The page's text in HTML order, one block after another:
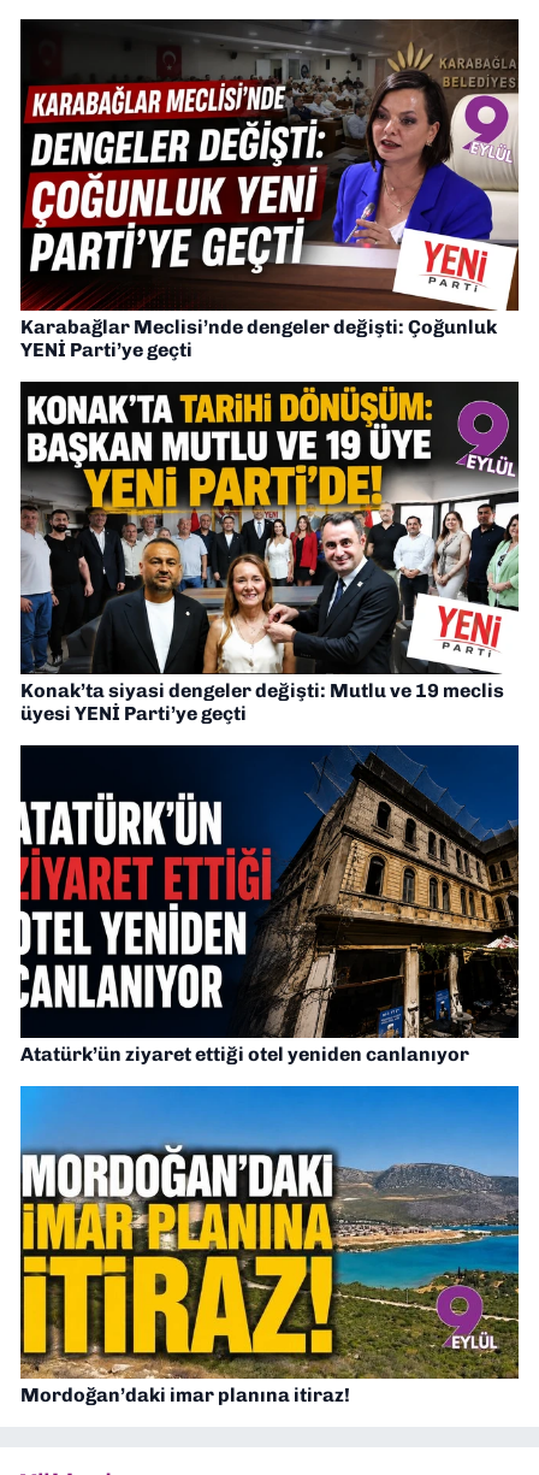
Karabağlar Meclisi’nde dengeler değişti: Çoğunluk
YENİ Parti’ye geçti
Konak’ta siyasi dengeler değişti: Mutlu ve 19 meclis
üyesi YENİ Parti’ye geçti
Atatürk’ün ziyaret ettiği otel yeniden canlanıyor
Mordoğan’daki imar planına itiraz!